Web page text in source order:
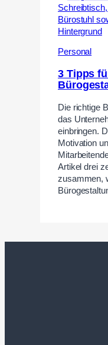
Personal
3 Tipps
Die richtige
das
einbringen.
Motivation
Artikel drei
zusammen,